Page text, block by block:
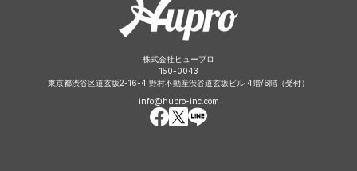
株式会社ヒュープロ
150-0043
東京都渋谷区道玄坂2-16-4 野村不動産渋谷道玄坂ビル 4階/6階（受付）
info@hupro-inc.com